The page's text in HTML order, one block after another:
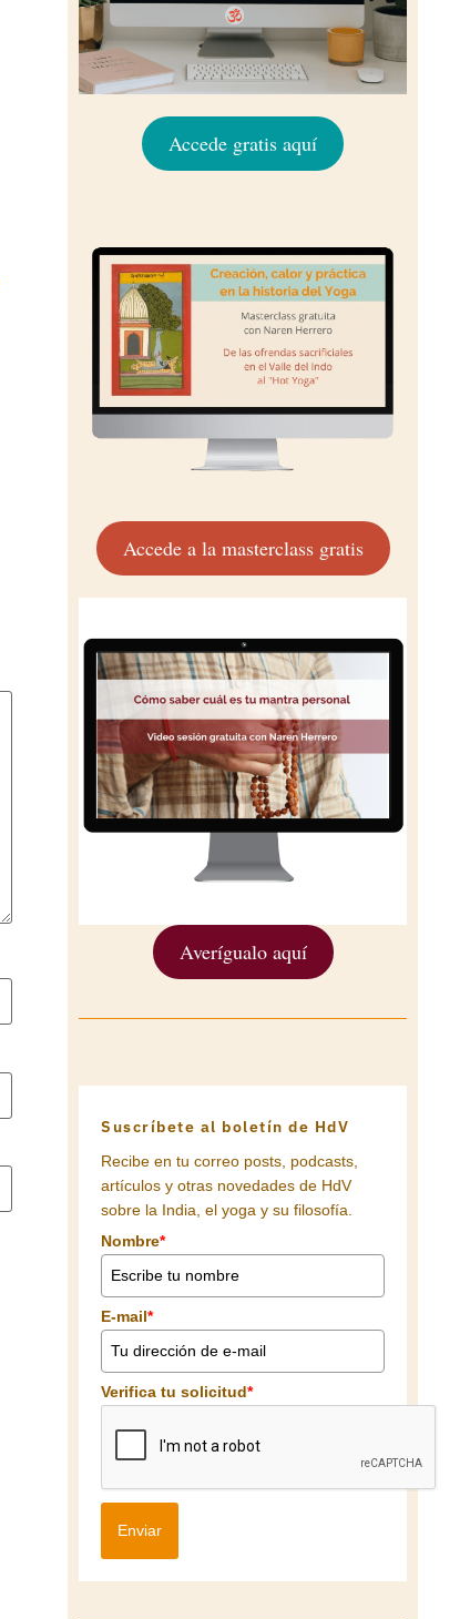
Accede gratis aquí
Accede a la masterclass gratis
Averígualo aquí
Suscríbete al boletín de HdV
Recibe en tu correo posts, podcasts,
artículos y otras novedades de HdV
sobre la India, el yoga y su filosofía.
Nombre*
E-mail*
Verifica tu solicitud*
Enviar